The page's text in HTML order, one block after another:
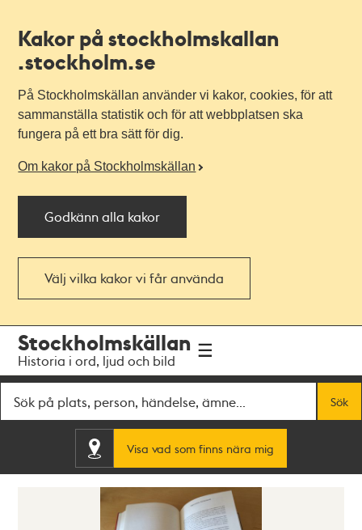
Kakor på stockholmskallan
.stockholm.se
På Stockholmskällan använder vi kakor, cookies, för att
sammanställa statistik och för att webbplatsen ska
fungera på ett bra sätt för dig.
Om kakor på Stockholmskällan
Godkänn alla kakor
Välj vilka kakor vi får använda
navigationen
huvudinnehållet
Stockholmskällan
Historia i ord, ljud och bild
Sök
Visa vad som finns nära mig